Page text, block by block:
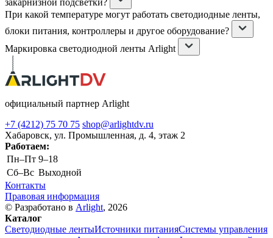
При какой температуре могут работать светодиодные ленты,
блоки питания, контроллеры и другое оборудование?
Маркировка светодиодной ленты Arlight
официальный партнер Arlight
+7 (4212) 75 70 75 shop@arlightdv.ru
Хабаровск, ул. Промышленная, д. 4, этаж 2
Работаем:
Пн–Пт 9–18
Cб–Вс Выходной
Контакты
Правовая информация
© Разработано в Arlight, 2026
Каталог
Светодиодные лентыИсточники питанияСистемы управления